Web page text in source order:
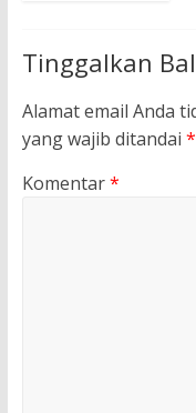
Tinggalkan
Alamat email Anda
yang wajib ditandai *
Komentar*